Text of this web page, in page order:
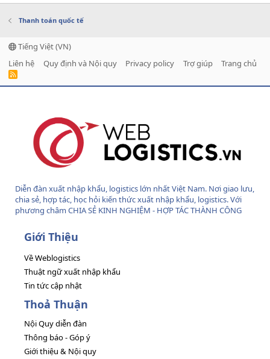
Thanh toán quốc tế
Tiếng Việt (VN)
Liên hệ
Quy định và Nội quy Privacy policy Trợ giúp Trang chủ
R
Diễn đàn xuất nhập khẩu, logistics lớn nhất Việt Nam. Nơi giao lưu,
chia sẻ, hợp tác, học hỏi kiến thức xuất nhập khẩu, logistics. Với
phương châm CHIA SẺ KINH NGHIỆM - HỢP TÁC THÀNH CÔNG
Giới Thiệu
Về Weblogistics
Thuật ngữ xuất nhập khẩu
Tin tức cập nhật
Thoả Thuận
Nội Quy diễn đàn
Thông báo - Góp ý
Giới thiệu & Nội quy